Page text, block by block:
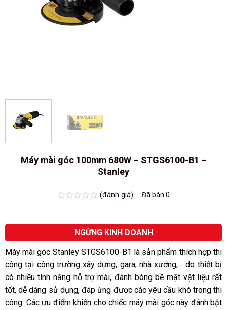
Máy mài góc 100mm 680W – STGS6100-B1 –
Stanley
hạng
5
sao
(đánh giá) Đã bán0
NGỪNG KINH DOANH
Máy mài góc Stanley STGS6100-B1 là sản phẩm thích hợp thi
công tại công trường xây dựng, gara, nhà xưởng,… do thiết bị
có nhiều tính năng hỗ trợ mài, đánh bóng bề mặt vật liệu rất
tốt, dễ dàng sử dụng, đáp ứng được các yêu cầu khó trong thi
công. Các ưu điểm khiến cho chiếc máy mài góc này đánh bật